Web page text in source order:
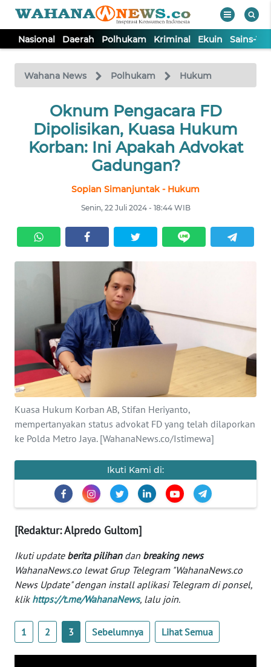
Nasional Daerah Polhukam Kriminal Ekuin Sains-
Wahana News Polhukam Hukum
Oknum Pengacara FD
Dipolisikan, Kuasa Hukum
Korban: Ini Apakah Advokat
Gadungan?
Sopian Simanjuntak - Hukum
Senin, 22 Juli 2024 - 18:44 WIB
Kuasa Hukum Korban AB, Stifan Heriyanto,
mempertanyakan status advokat FD yang telah dilaporkan
ke Polda Metro Jaya. [WahanaNews.co/Istimewa]
Ikuti Kami di:
[Redaktur: Alpredo Gultom]
Ikuti update berita pilihandan breaking news
WahanaNews.co lewat Grup Telegram "WahanaNews.co
News Update" dengan install aplikasi Telegram di ponsel,
klik https://t.me/WahanaNews, lalu join.
1 2 3 Sebelumnya Lihat Semua
TV
Tutup
NASIONAL
DAERAH
EKUIN
SAINS-TEKNO
KESEHATAN
INTERNASIONAL
SERBA-SERBI
PENDIDIKAN
OPINI
INDEKS
BERITA
KONTAK
KAMI